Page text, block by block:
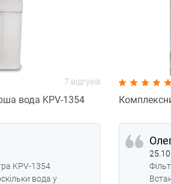
7 відгуків
вода KPV-1354
KPV-1354
вода у